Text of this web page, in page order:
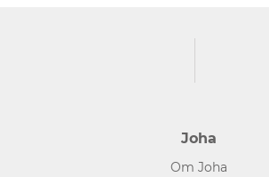
Joha
Om Joha